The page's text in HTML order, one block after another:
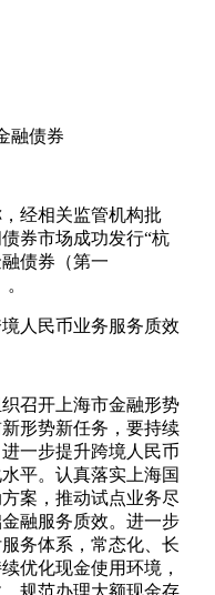
融债券
经相关监管机构批
券市场成功发行“杭
债券（第一
人民币业务服务质效
召开上海市金融形势
形势新任务，要持续
一步提升跨境人民币
平。认真落实上海国
案，推动试点业务尽
融服务质效。进一步
务体系，常态化、长
优化现金使用环境，
规范办理大额现金存